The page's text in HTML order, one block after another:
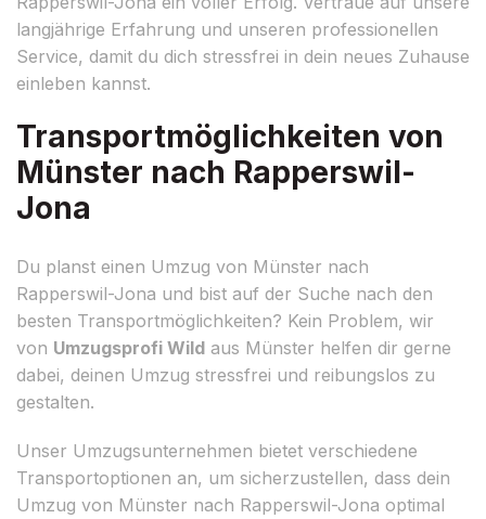
langjährige Erfahrung und unseren professionellen
Service, damit du dich stressfrei in dein neues Zuhause
einleben kannst.
Transportmöglichkeiten von
Münster nach Rapperswil-
Jona
Du planst einen Umzug von Münster nach
Rapperswil-Jona und bist auf der Suche nach den
besten Transportmöglichkeiten? Kein Problem, wir
von Umzugsprofi Wild aus Münster helfen dir gerne
dabei, deinen Umzug stressfrei und reibungslos zu
gestalten.
Unser Umzugsunternehmen bietet verschiedene
Transportoptionen an, um sicherzustellen, dass dein
Umzug von Münster nach Rapperswil-Jona optimal